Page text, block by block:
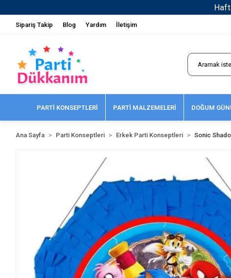
Sipariş Takip Blog Yardım İletişim
PARTİ KONSEPTLERİ PARTİ MALZEMELERİ DOĞUM
Ana Sayfa Parti Konseptleri Erkek Parti Konseptleri Sonic